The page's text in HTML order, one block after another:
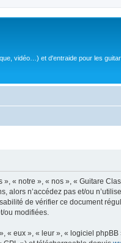
vidéo…) et d'entraide pour les
« notre », « nos », « Guitare
alors n’accédez pas et/ou
de vérifier ce document
ou modifiées.
« eux », « leur », « logiciel